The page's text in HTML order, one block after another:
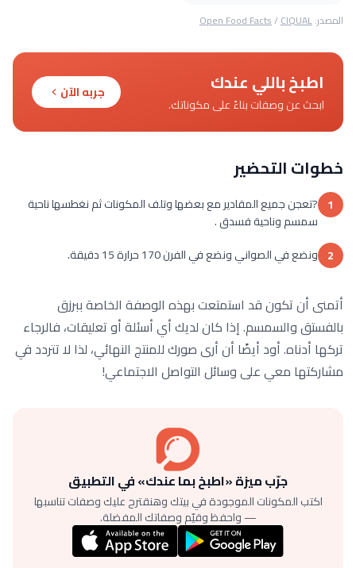
المصدر: Open Food Facts/CIQUAL
اطبخ باللي عندك
ابحث عن وصفات بناءً على مكوناتك.
جربه الآن
خطوات التحضير
1 ?تعجن جميع المقادير مع بعضها وتلف المكونات ثم نغطسها ناحية
سمسم وناحية فسدق .
2 ونضع في الصواني ونضع في الفرن 170 حرارة 15 دقيقة.
أتمنى أن تكون قد استمتعت بهذه الوصفة الخاصة ببرزق
بالفستق والسمسم. إذا كان لديك أي أسئلة أو تعليقات، فالرجاء
تركها أدناه. أود أيضًا أن أرى صورك للمنتج النهائي، لذا لا تتردد في
مشاركتها معي على وسائل التواصل الاجتماعي!
جرّب ميزة «اطبخ بما عندك» في التطبيق
اكتب المكونات الموجودة في بيتك وهنقترح عليك وصفات تناسبها
— واحفظ وقيّم وصفاتك المفضلة.